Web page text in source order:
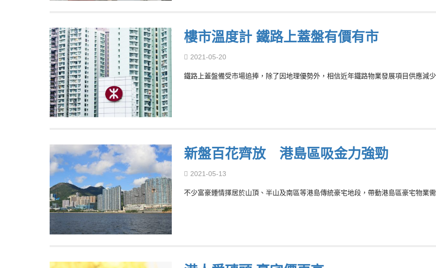
樓市溫度計 鐵路上蓋盤有價有市
2021-05-20
鐵路上蓋盤備受市場追捧，除了因地理優勢外，相信近年鐵路物業發展項目供應減
新盤百花齊放 港島區吸金力強勁
2021-05-13
不少富豪鍾情擇居於山頂、半山及南區等港島傳統豪宅地段，帶動港島區豪宅物